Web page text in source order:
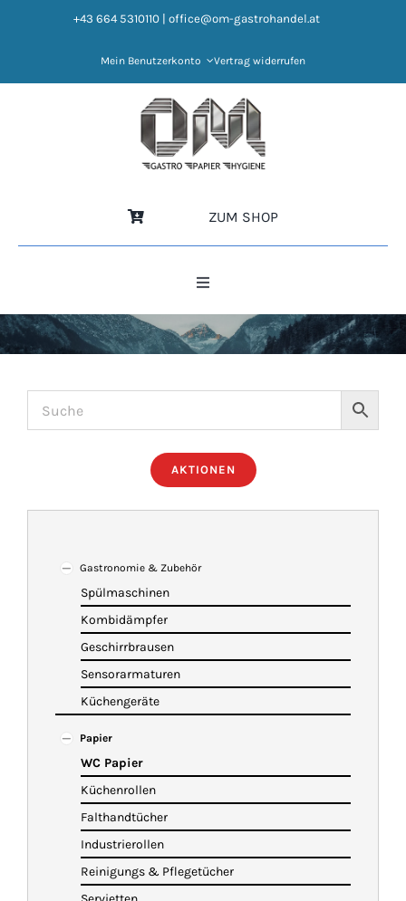
+43 664 5310110 office@om-gastrohandel.at
Mein Benutzerkonto Vertrag widerrufen
ZUM SHOP
Toggle
HOME
NEWS
IMBISSANHÄNGER
KATALOG
WARENKORB
AKTIONEN
Gastronomie & Zubehör
Spülmaschinen
Kombidämpfer
Geschirrbrausen
Sensorarmaturen
Küchengeräte
Papier
WC Papier
Küchenrollen
Falthandtücher
Industrierollen
Reinigungs & Pflegetücher